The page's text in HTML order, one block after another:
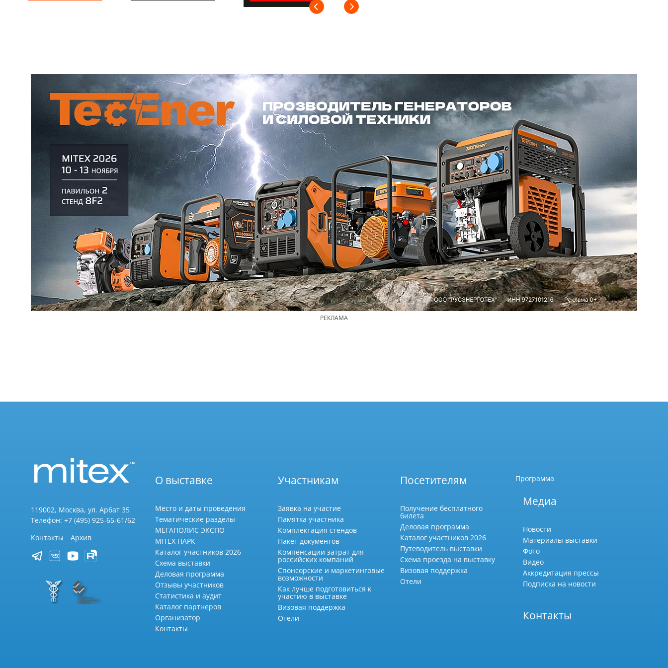
РЕКЛАМА
119002, Москва, ул. Арбат 35
Телефон: +7 (495) 925-65-61/62
Контакты
Архив
О выставке
Место и даты проведения
Тематические разделы
МЕГАПОЛИС ЭКСПО
MITEX ПАРК
Каталог участников 2026
Схема выставки
Деловая программа
Отзывы участников
Статистика и аудит
Каталог партнеров
Организатор
Контакты
Участникам
Заявка на участие
Памятка участника
Комплектация стендов
Пакет документов
Компенсации затрат для
российских компаний
Спонсорские и маркетинговые
возможности
Как лучше подготовиться к
участию в выставке
Визовая поддержка
Отели
Посетителям
Получение бесплатного
билета
Деловая программа
Каталог участников 2026
Путеводитель выставки
Схема проезда на выставку
Визовая поддержка
Отели
Программа
Медиа
Новости
Материалы выставки
Фото
Видео
Аккредитация прессы
Подписка на новости
Контакты